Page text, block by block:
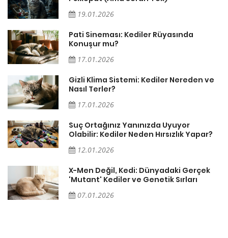
19.01.2026
Pati Sineması: Kediler Rüyasında
Konuşur mu?
17.01.2026
Gizli Klima Sistemi: Kediler Nereden ve
Nasıl Terler?
17.01.2026
Suç Ortağınız Yanınızda Uyuyor
Olabilir: Kediler Neden Hırsızlık Yapar?
12.01.2026
X-Men Değil, Kedi: Dünyadaki Gerçek
'Mutant' Kediler ve Genetik Sırları
07.01.2026